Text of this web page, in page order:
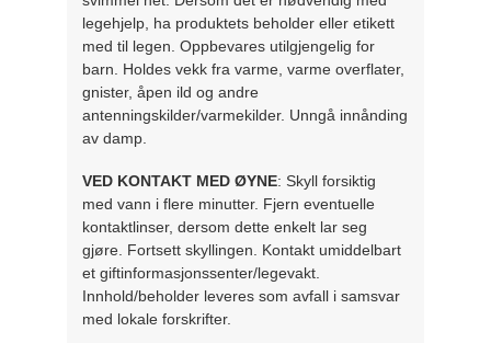
legehjelp, ha produktets beholder eller etikett
med til legen. Oppbevares utilgjengelig for
barn. Holdes vekk fra varme, varme overflater,
gnister, åpen ild og andre
antenningskilder/varmekilder. Unngå innånding
av damp.
VED KONTAKT MED ØYNE: Skyll forsiktig
med vann i flere minutter. Fjern eventuelle
kontaktlinser, dersom dette enkelt lar seg
gjøre. Fortsett skyllingen. Kontakt umiddelbart
et giftinformasjonssenter/legevakt.
Innhold/beholder leveres som avfall i samsvar
med lokale forskrifter.